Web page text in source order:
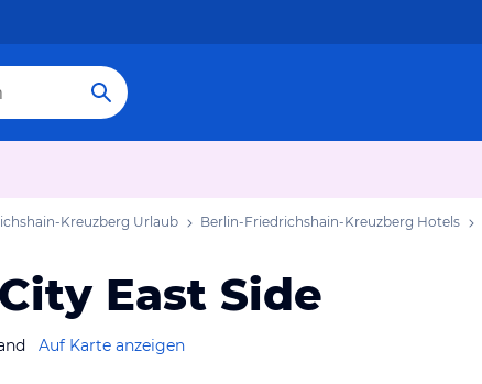
Kreuzberg Urlaub Berlin-Friedrichshain-Kreuzberg Hotels
East Side
Auf Karte anzeigen